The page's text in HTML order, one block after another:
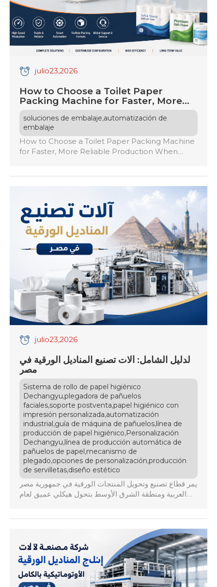
julio23,2026
How to Choose a Toilet Paper
Packing Machine for Faster, More
Reliable Production
soluciones de embalaje,automatización de
embalaje
How to Choose a Toilet Paper Packing Machine
for Faster, More Reliable Production When
compatibility with existing equipment and the
required automation level. Evaluate energy
efficiency and maintenance demands to
guarantee peak performance. Look for features
that […]
julio23,2026
لدليل الشامل: آلات تصنيع المناديل الورقية في
مصر
Sistema de rollo de papel higiénico
Dechangyu,plegadora de pañuelos
faciales,soporte postventa,papel higiénico con
impresión personalizada,automatización
industrial,guía de máquina de pañuelos,línea de
producción de papel higiénico,Personalización
Dechangyu,línea de producción automática de
pañuelos de papel,mecanismo de
plegado,opciones de personalización,producción
de servilletas,diseño estético
يمر قطاع تصنيع وتحويل المنتجات الورقية في جمهورية مصر
العربية ومنطقة الشرق الأوسط بتحول هيكلي عميق لعام
الكبرى، مما يفتح أسواقاً واعدة ومستدامة. تواجه المصانع
المحلية ضغوطاً متزايدة ناتجة عن تقلبات أسعار الصرف
العنيفة، […]